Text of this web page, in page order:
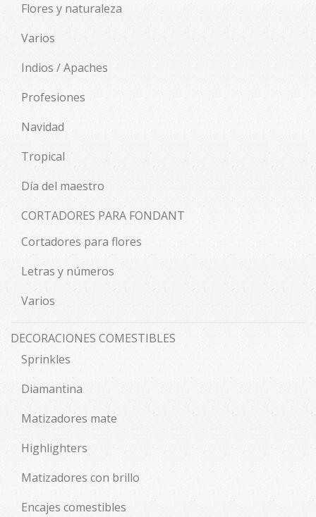
Flores y naturaleza
Varios
Indios / Apaches
Profesiones
Navidad
Tropical
Día del maestro
CORTADORES PARA FONDANT
Cortadores para flores
Letras y números
Varios
DECORACIONES COMESTIBLES
Sprinkles
Diamantina
Matizadores mate
Highlighters
Matizadores con brillo
Encajes comestibles